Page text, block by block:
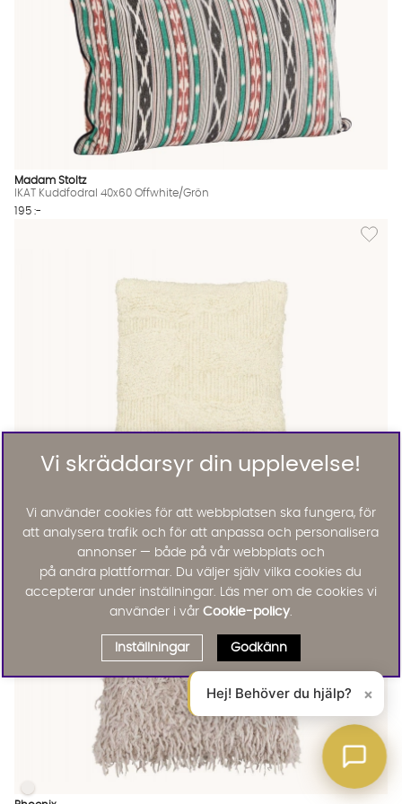
Madam Stoltz
IKAT Kuddfodral 40x60 Offwhite/Grön
195 :-
Lägg
495 :-
Lägg till
PHOENIX Kuddfodral 45x45 Sand Finns även i dessa färger:
PHOENIX Kuddfodral 45x45 Sand
Vi skräddarsyr din upplevelse!
Vi använder cookies för att webbplatsen ska fungera, för
att analysera trafik och för att anpassa och personalisera
annonser — både på vår webbplats och
på andra plattformar. Du väljer själv vilka cookies du
accepterar under inställningar. Läs mer om de cookies vi
använder i vår Cookie-policy.
Inställningar Godkänn
Hej! Behöver du hjälp? ×